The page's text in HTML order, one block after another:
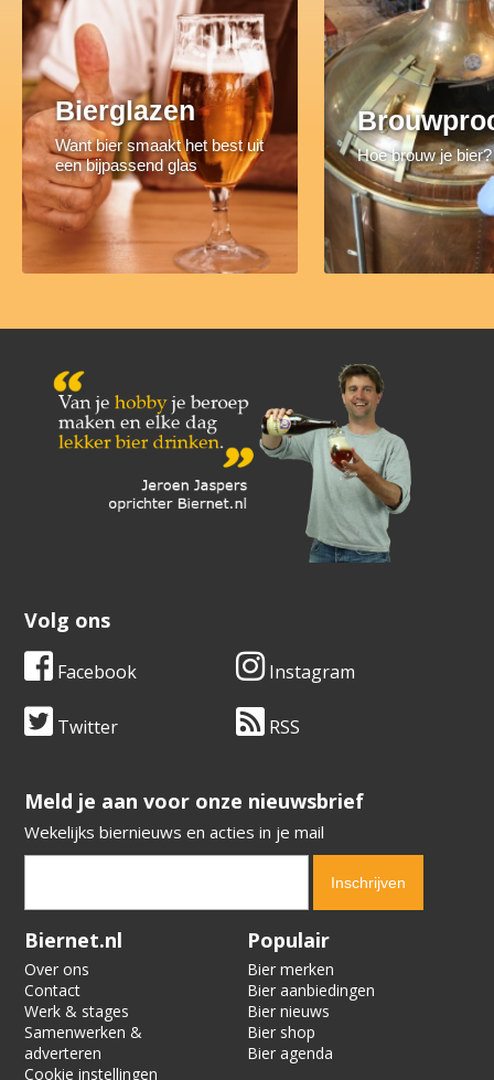
Bierglazen
Want bier smaakt het best uit
een bijpassend glas
Hoe brouw je bier?
Volg ons
Facebook Instagram
Twitter RSS
​​​​​​​Meld je aan voor onze nieuwsbrief
Wekelijks biernieuws en acties in je mail
Verification code:
Biernet.nl
Over ons
Contact
Werk & stages
Samenwerken &
adverteren
Cookie instellingen
Populair
Bier merken
Bier aanbiedingen
Bier nieuws
Bier shop
Bier agenda